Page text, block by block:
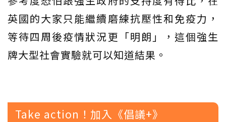
英國的大家只能繼續磨練抗壓性和免疫力，
等待四周後疫情狀況更「明朗」，這個強生
牌大型社會實驗就可以知道結果。
Take action！加入《倡議+》